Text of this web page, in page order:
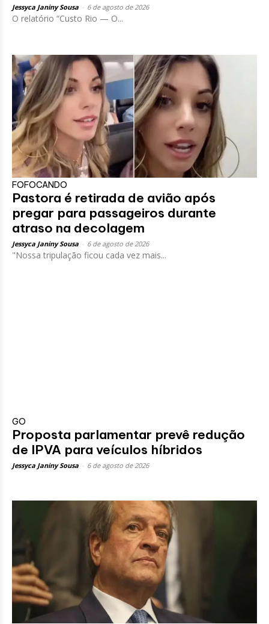
Jessyca Janiny Sousa 6 de agosto de 2026
O relatório “Custo Rio — O...
FOFOCANDO
Pastora é retirada de avião após
pregar para passageiros durante
atraso na decolagem
Jessyca Janiny Sousa 6 de agosto de 2026
"Nossa tripulação ficou cada vez mais...
GO
Proposta parlamentar prevê redução
de IPVA para veículos híbridos
Jessyca Janiny Sousa 6 de agosto de 2026